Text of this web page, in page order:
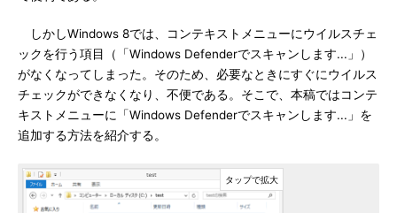
しかしWindows 8では、コンテキストメニューにウイルスチェ
ックを行う項目（「Windows Defenderでスキャンします...」）
がなくなってしまった。そのため、必要なときにすぐにウイルス
チェックができなくなり、不便である。そこで、本稿ではコンテ
キストメニューに「Windows Defenderでスキャンします...」を
追加する方法を紹介する。